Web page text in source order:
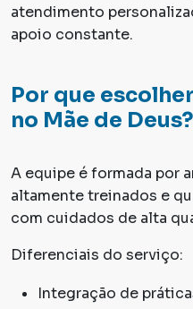
atendimento
apoio constante.
Por que
no Mãe de Deus?
A equipe é formada por
altamente treinados e
com cuidados de alta
Diferenciais do serviço:
Integração de